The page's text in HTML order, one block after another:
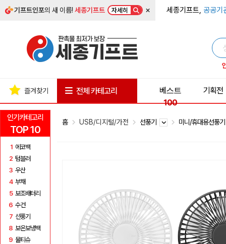
기프트인포의 새 이름!세종기프트 자세히 × 세종기프트, 공공기
인기카테고리
TOP 10
1 에코백
2 텀블러
3 우산
4 부채
5 보조배터리
6 수건
7 선풍기
8 보온보냉백
9 물티슈
즐겨찾기 전체 카테고리
베스트
100
기획전
홈 USB/디지털/가전 선풍기 미니/휴대용선풍